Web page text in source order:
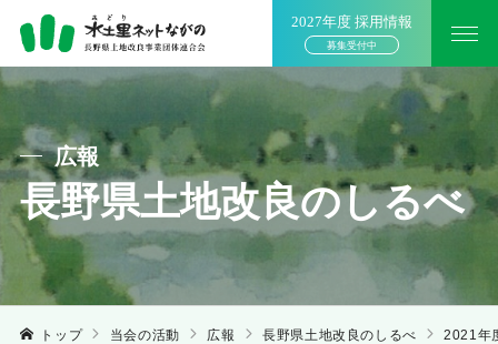
2027年度 採用情報
募集受付中
広報
長野県土地改良のしるべ
トップ 当会の活動 広報 長野県土地改良のしるべ 2021年